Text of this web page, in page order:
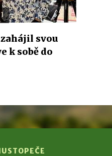
1
svou
k sobě do